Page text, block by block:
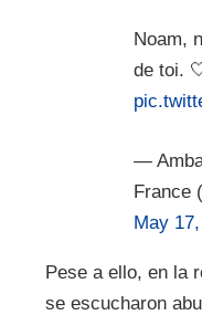
Noam,
de toi.
—
France
May
Pese a ello, en la
se escucharon